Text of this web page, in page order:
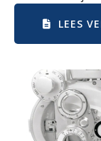
LEES